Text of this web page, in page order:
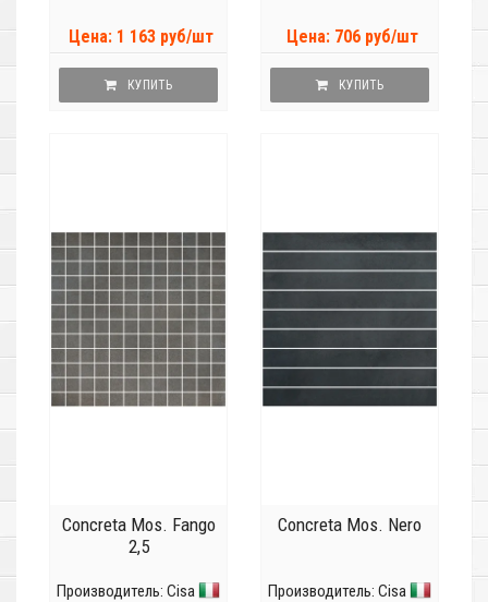
Цена: 1 163 руб/шт
КУПИТЬ
Цена: 706 руб/шт
КУПИТЬ
Concreta Mos. Fango
2,5
Производитель: Cisa
Concreta Mos. Nero
Производитель: Cisa